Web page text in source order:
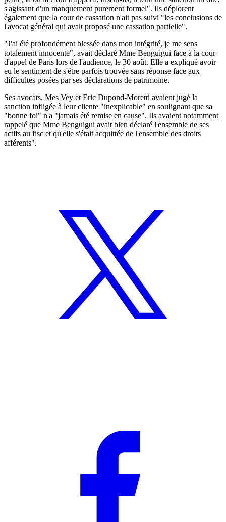
s'agissant d'un manquement purement formel". Ils déplorent
également que la cour de cassation n'ait pas suivi "les conclusions de
l'avocat général qui avait proposé une cassation partielle".
"J'ai été profondément blessée dans mon intégrité, je me sens
totalement innocente", avait déclaré Mme Benguigui face à la cour
d'appel de Paris lors de l'audience, le 30 août. Elle a expliqué avoir
eu le sentiment de s'être parfois trouvée sans réponse face aux
difficultés posées par ses déclarations de patrimoine.
Ses avocats, Mes Vey et Eric Dupond-Moretti avaient jugé la
sanction infligée à leur cliente "inexplicable" en soulignant que sa
"bonne foi" n'a "jamais été remise en cause". Ils avaient notamment
rappelé que Mme Benguigui avait bien déclaré l'ensemble de ses
actifs au fisc et qu'elle s'était acquittée de l'ensemble des droits
afférents".